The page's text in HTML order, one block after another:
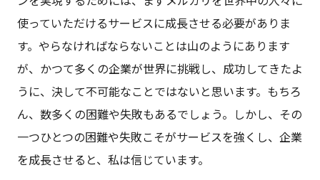
使っていただけるサービスに成長させる必要がありま
す。やらなければならないことは山のようにあります
が、かつて多くの企業が世界に挑戦し、成功してきたよ
うに、決して不可能なことではないと思います。もちろ
ん、数多くの困難や失敗もあるでしょう。しかし、その
一つひとつの困難や失敗こそがサービスを強くし、企業
を成長させると、私は信じています。